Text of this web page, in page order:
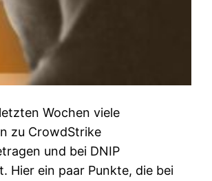
Wochen viele
zu CrowdStrike
und bei DNIP
Hier ein paar Punkte, die bei